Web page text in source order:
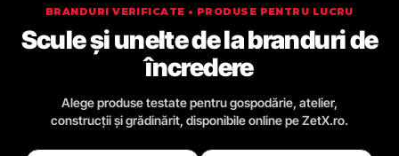
BRANDURI VERIFICATE • PRODUSE PENTRU LUCRU
Scule și unelte de la branduri de
încredere
Alege produse testate pentru gospodărie, atelier,
construcții și grădinărit, disponibile online pe ZetX.ro.